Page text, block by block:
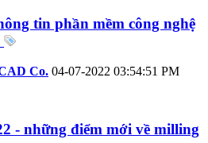
tin phần mềm công nghệ
Co. 04-07-2022 03:54:51 PM
- những điểm mới về milling